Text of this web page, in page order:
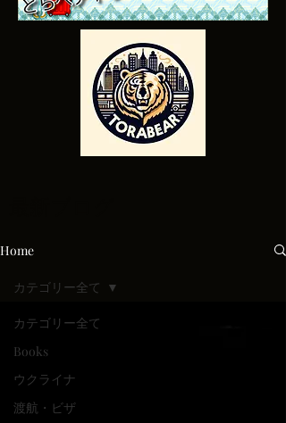
Home
カテゴリー全て
Books
ウクライナ
渡航・ビザ
カテゴリー全て